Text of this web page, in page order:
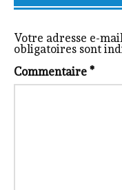
Votre adresse e-
obligatoires sont
Commentaire*